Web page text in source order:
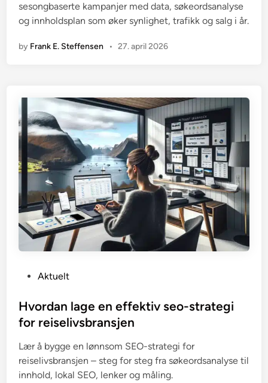
i
n
sesongbaserte kampanjer med data, søkeordsanalyse
og innholdsplan som øker synlighet, trafikk og salg i år.
by Frank E. Steffensen • 27. april 2026
s
t
d
i
n
Aktuelt
Hvordan lage en effektiv seo-strategi
for reiselivsbransjen
Lær å bygge en lønnsom SEO-strategi for
reiselivsbransjen – steg for steg fra søkeordsanalyse til
innhold, lokal SEO, lenker og måling.